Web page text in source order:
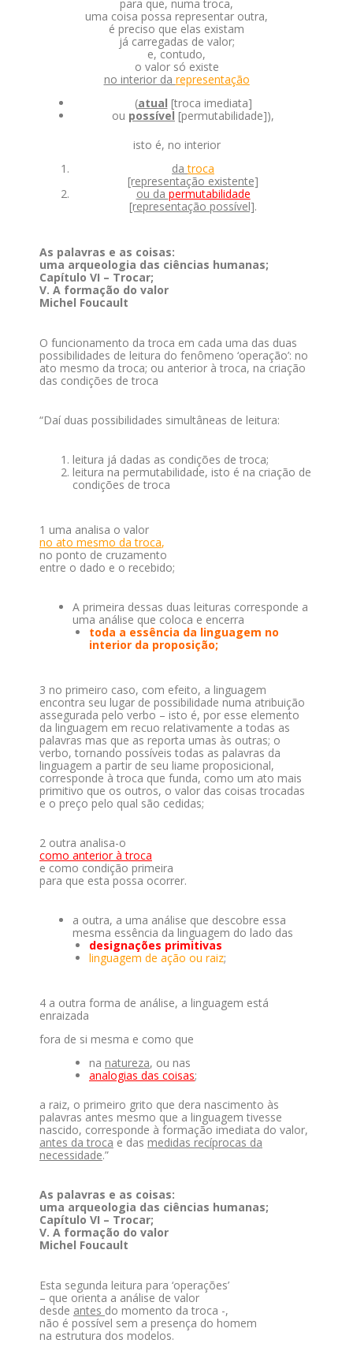
para que, numa troca,
uma coisa possa representar outra,
é preciso que elas existam
já carregadas de valor;
e, contudo,
o valor só existe
no interior da representação
(atual [troca imediata]
ou possível [permutabilidade]),
isto é, no interior
datroca
[representação existente]
ou da permutabilidade
[representação possível].
As palavras e as coisas:
uma arqueologia das ciências humanas;
Capítulo VI – Trocar;
V. A formação do valor
Michel Foucault
O funcionamento da troca em cada uma das duas
possibilidades de leitura do fenômeno ‘operação’: no
ato mesmo da troca; ou anterior à troca, na criação
das condições de troca
“Daí duas possibilidades simultâneas de leitura:
leitura já dadas as condições de troca;
leitura na permutabilidade, isto é na criação de
condições de troca
1 uma analisa o valor
no ato mesmo da troca,
no ponto de cruzamento
entre o dado e o recebido;
A primeira dessas duas leituras corresponde a
uma análise que coloca e encerra
toda a essência da linguagem no
interior da proposição;
3 no primeiro caso, com efeito, a linguagem
encontra seu lugar de possibilidade numa atribuição
assegurada pelo verbo – isto é, por esse elemento
da linguagem em recuo relativamente a todas as
palavras mas que as reporta umas às outras; o
verbo, tornando possíveis todas as palavras da
linguagem a partir de seu liame proposicional,
corresponde à troca que funda, como um ato mais
primitivo que os outros, o valor das coisas trocadas
e o preço pelo qual são cedidas;
2 outra analisa-o
como anterior à troca
e como condição primeira
para que esta possa ocorrer.
a outra, a uma análise que descobre essa
mesma essência da linguagem do lado das
designações primitivas
linguagem de ação ou raiz;
4 a outra forma de análise, a linguagem está
enraizada
fora de si mesma e como que
na natureza, ou nas
analogias das coisas;
a raiz, o primeiro grito que dera nascimento às
palavras antes mesmo que a linguagem tivesse
nascido, corresponde à formação imediata do valor,
antes da troca e das medidas recíprocas da
necessidade.”
As palavras e as coisas:
uma arqueologia das ciências humanas;
Capítulo VI – Trocar;
V. A formação do valor
Michel Foucault
Esta segunda leitura para ‘operações’
– que orienta a análise de valor
desde antes do momento da troca -,
não é possível sem a presença do homem
na estrutura dos modelos.